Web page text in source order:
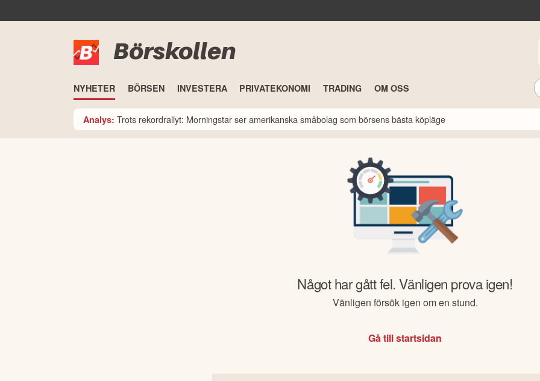
Börskollen
NYHETER BÖRSEN INVESTERA PRIVATEKONOMI TRADING OM OSS
Analys: Trots rekordrallyt: Morningstar ser amerikanska småbolag som börsens bästa köpläge
Något har gått fel. Vänligen prova igen!
Vänligen försök igen om en stund.
Gå till startsidan